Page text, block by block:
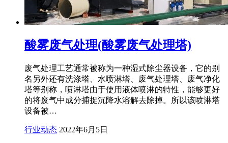
酸雾废气处理(酸雾废气处理塔)
废气处理工艺通常被称为一种湿式除尘器设备，它的别
名另外还有洗涤塔、水喷淋塔、废气处理塔、废气净化
塔等别称，喷淋塔由于使用液体喷淋的特性，能够更好
的将废气中成分捕捉沉降水溶解去除掉。所以该喷淋塔
设备被…
行业动态 2022年6月5日